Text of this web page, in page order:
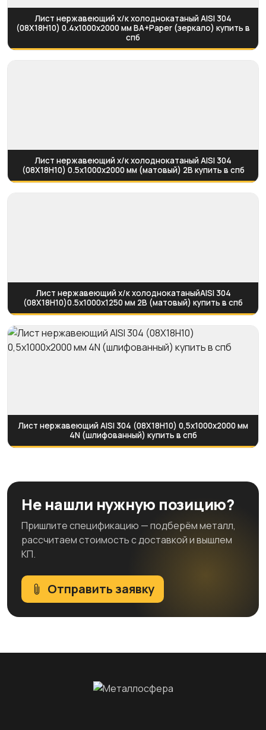
Лист нержавеющий х/к холоднокатаный AISI 304
(08Х18Н10) 0.4х1000х2000 мм BA+Paper (зеркало) купить в
спб
Лист нержавеющий х/к холоднокатаный AISI 304
(08Х18Н10) 0.5х1000х2000 мм (матовый) 2B купить в спб
Лист нержавеющий х/к холоднокатаныйAISI 304
(08Х18Н10)0.5х1000х1250 мм 2B (матовый) купить в спб
Лист нержавеющий AISI 304 (08Х18Н10) 0,5х1000х2000 мм
4N (шлифованный) купить в спб
Не нашли нужную позицию?
Пришлите спецификацию — подберём металл,
рассчитаем стоимость с доставкой и вышлем
КП.
Отправить заявку